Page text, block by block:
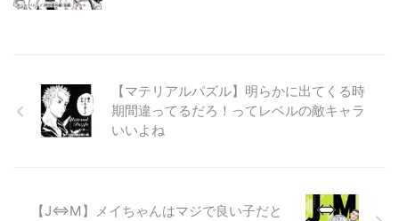
【マテリアルパズル】明らかに出てくる時
期間違ってるだろ！ってレベルの敵キャラ
いいよね
【J⇔M】メイちゃんはマジで良い子だと